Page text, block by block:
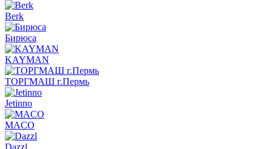
Berk
Бирюса
KAYMAN
ТОРГМАШ г.Пермь
Jetinno
MACO
Dazzl